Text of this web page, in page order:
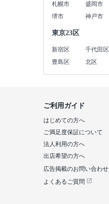
札幌市 盛岡市
堺市
神戸市
東京23区
新宿区 千代田区
豊島区
北区
ご利用ガイド
はじめての方へ
ご満足度保証について
法人利用の方へ
出店希望の方へ
広告掲載のお問い合わせ
よくあるご質問